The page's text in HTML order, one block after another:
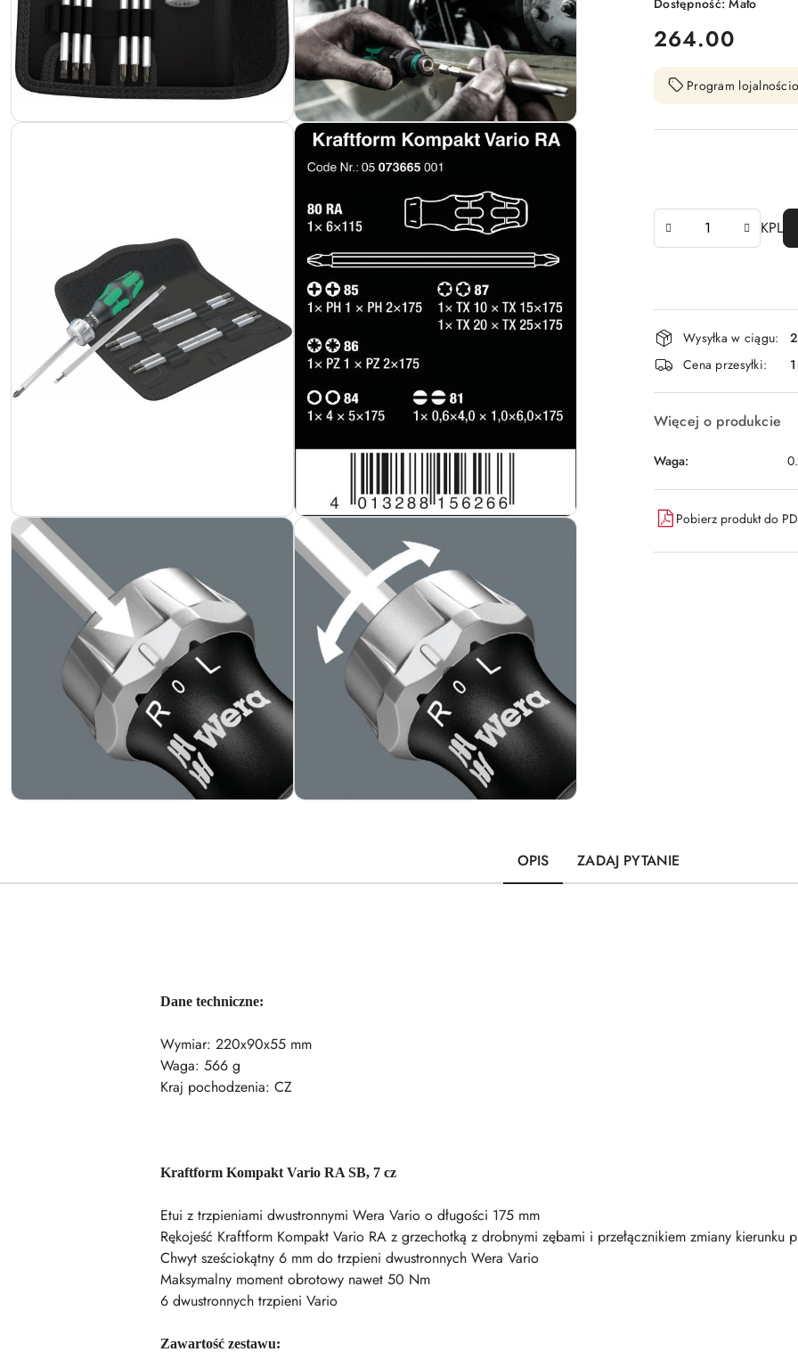
Dostępność:Mało
cena:
264.00
Program
KPL
Dostępność
i
dostawa
Wysyłka w ciągu:
Cena przesyłki:
Więcej o produkcie
Waga:
Pobierz produkt do
OPIS ZADAJ PYTANIE
Dane techniczne:
Wymiar: 220x90x55 mm
Waga: 566 g
Kraj pochodzenia: CZ
Kraftform Kompakt Vario RA SB, 7 cz
Etui z trzpieniami dwustronnymi Wera Vario o długości 175 mm
Rękojeść Kraftform Kompakt Vario RA z grzechotką z drobnymi zębami i przełącznikiem zmiany kierunku
Chwyt sześciokątny 6 mm do trzpieni dwustronnych Wera Vario
Maksymalny moment obrotowy nawet 50 Nm
6 dwustronnych trzpieni Vario
Zawartość zestawu: